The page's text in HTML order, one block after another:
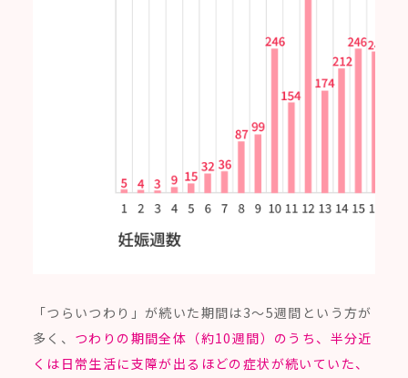
「つらいつわり」が続いた期間は3～5週間という方が
多く、 つわりの期間全体（約10週間）のうち、半分近
くは日常生活に支障が出るほどの症状が続いていた、